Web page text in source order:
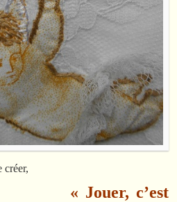
créer,
c’est